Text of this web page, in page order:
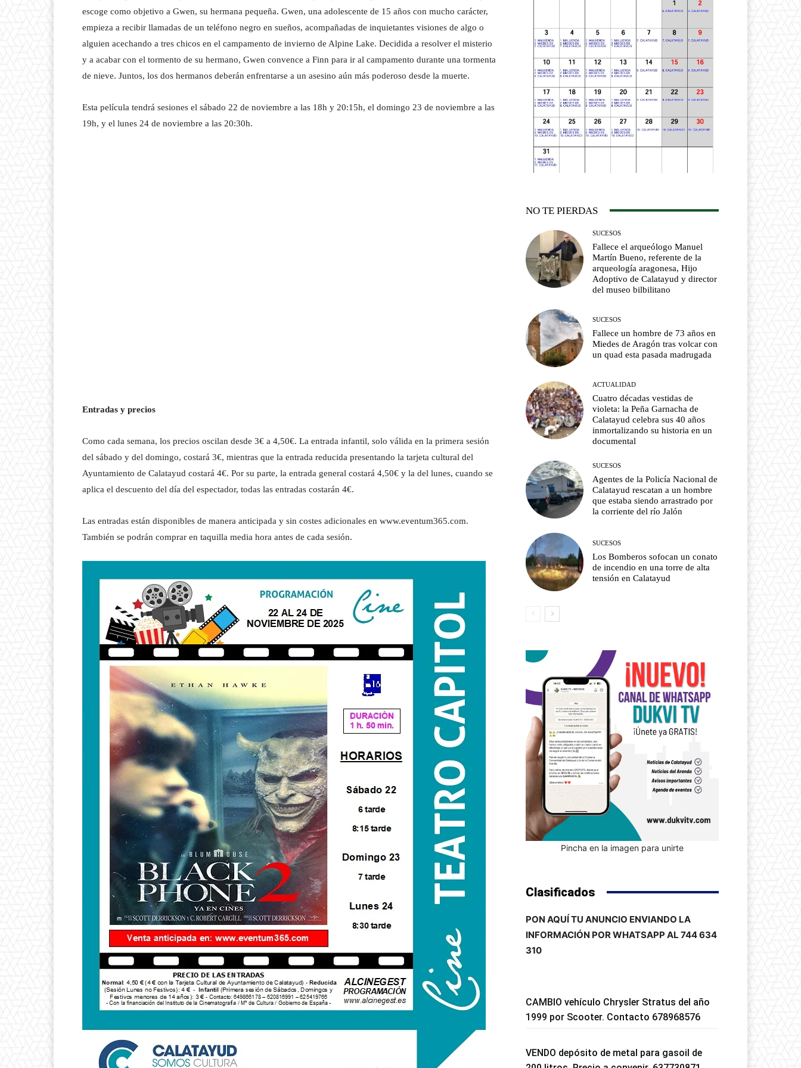
escoge como objetivo a Gwen, su hermana pequeña. Gwen, una adolescente de 15 años con mucho carácter,
empieza a recibir llamadas de un teléfono negro en sueños, acompañadas de inquietantes visiones de algo o
alguien acechando a tres chicos en el campamento de invierno de Alpine Lake. Decidida a resolver el misterio
y a acabar con el tormento de su hermano, Gwen convence a Finn para ir al campamento durante una tormenta
de nieve. Juntos, los dos hermanos deberán enfrentarse a un asesino aún más poderoso desde la muerte.
Esta película tendrá sesiones el sábado 22 de noviembre a las 18h y 20:15h, el domingo 23 de noviembre a las
19h, y el lunes 24 de noviembre a las 20:30h.
Entradas y precios
Como cada semana, los precios oscilan desde 3€ a 4,50€. La entrada infantil, solo válida en la primera sesión
del sábado y del domingo, costará 3€, mientras que la entrada reducida presentando la tarjeta cultural del
Ayuntamiento de Calatayud costará 4€. Por su parte, la entrada general costará 4,50€ y la del lunes, cuando se
aplica el descuento del día del espectador, todas las entradas costarán 4€.
Las entradas están disponibles de manera anticipada y sin costes adicionales en www.eventum365.com.
También se podrán comprar en taquilla media hora antes de cada sesión.
NO TE PIERDAS
SUCESOS
Fallece el arqueólogo Manuel
Martín Bueno, referente de la
arqueología aragonesa, Hijo
Adoptivo de Calatayud y director
del museo bilbilitano
SUCESOS
Fallece un hombre de 73 años en
Miedes de Aragón tras volcar con
un quad esta pasada madrugada
ACTUALIDAD
Cuatro décadas vestidas de
violeta: la Peña Garnacha de
Calatayud celebra sus 40 años
inmortalizando su historia en un
documental
SUCESOS
Agentes de la Policía Nacional de
Calatayud rescatan a un hombre
que estaba siendo arrastrado por
la corriente del río Jalón
SUCESOS
Los Bomberos sofocan un conato
de incendio en una torre de alta
tensión en Calatayud
Pincha en la imagen para unirte
Clasificados
PON AQUÍ TU ANUNCIO ENVIANDO LA
INFORMACIÓN POR WHATSAPP AL 744 634
310
CAMBIO vehículo Chrysler Stratus del año
1999 por Scooter. Contacto 678968576
VENDO depósito de metal para gasoil de